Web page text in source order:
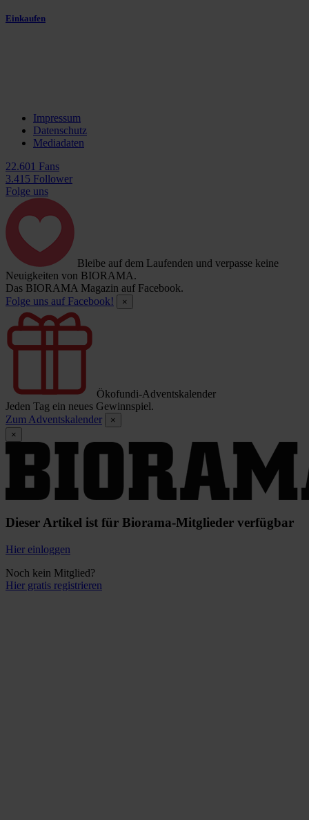
Einkaufen
Impressum
Datenschutz
Mediadaten
22.601 Fans
3.415 Follower
Folge uns
Bleibe auf dem Laufenden und verpasse keine
Neuigkeiten von BIORAMA.
Das BIORAMA Magazin auf Facebook.
Folge uns auf Facebook!
×
Ökofundi-Adventskalender
Jeden Tag ein neues Gewinnspiel.
Zum Adventskalender
×
×
Dieser Artikel ist für Biorama-Mitglieder verfügbar
Hier einloggen
Noch kein Mitglied?
Hier gratis registrieren